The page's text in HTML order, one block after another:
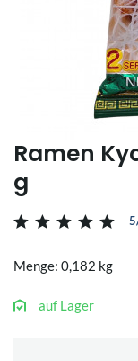
Ramen
g
Menge: 0,182 kg
auf Lager